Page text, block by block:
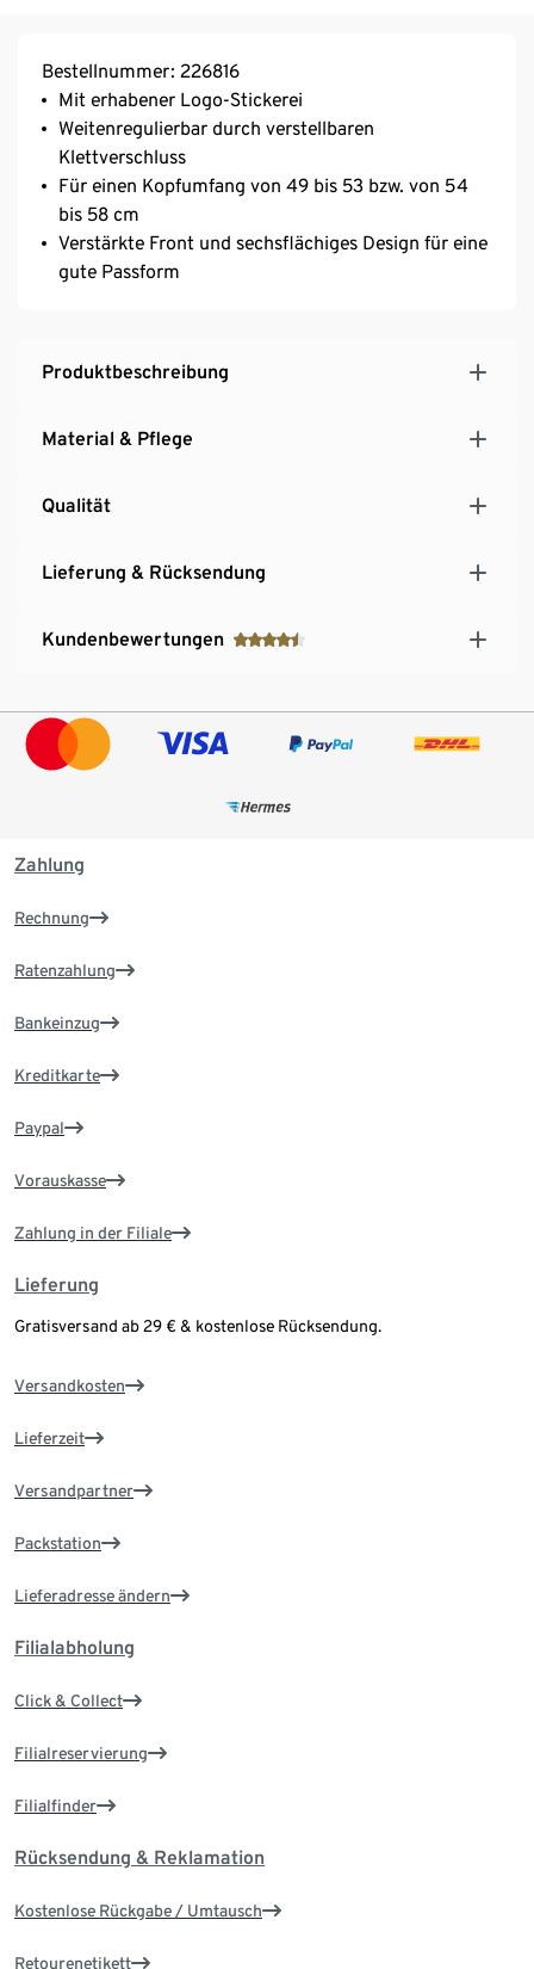
Bestellnummer: 226816
Mit erhabener Logo-Stickerei
Weitenregulierbar durch verstellbaren
Klettverschluss
Für einen Kopfumfang von 49 bis 53 bzw. von 54
bis 58 cm
Verstärkte Front und sechsflächiges Design für eine
gute Passform
Produktbeschreibung
Material & Pflege
Qualität
Lieferung & Rücksendung
Kundenbewertungen
Zahlung
Rechnung
Ratenzahlung
Bankeinzug
Kreditkarte
Paypal
Vorauskasse
Zahlung in der Filiale
Lieferung
Gratisversand ab 29 € & kostenlose Rücksendung.
Versandkosten
Lieferzeit
Versandpartner
Packstation
Lieferadresse ändern
Filialabholung
Click & Collect
Filialreservierung
Filialfinder
Rücksendung & Reklamation
Kostenlose Rückgabe / Umtausch
Retourenetikett